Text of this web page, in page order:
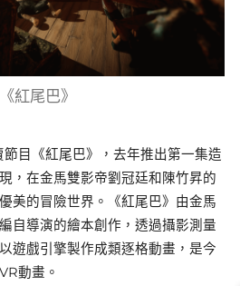
《紅尾巴》
節目《紅尾巴》，去年推出第一集造
，在金馬雙影帝劉冠廷和陳竹昇的
美的冒險世界。《紅尾巴》由金馬
自導演的繪本創作，透過攝影測量
遊戲引擎製作成類逐格動畫，是今
動畫。